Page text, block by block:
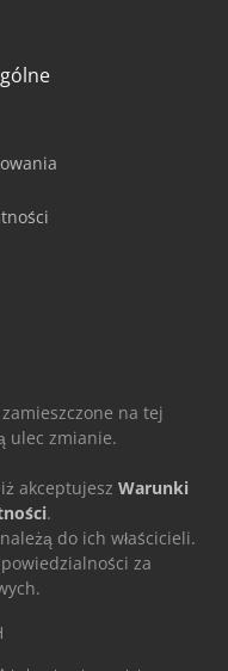
na tej
ulec zmianie.
akceptujesz Warunki
.
do ich właścicieli.
za